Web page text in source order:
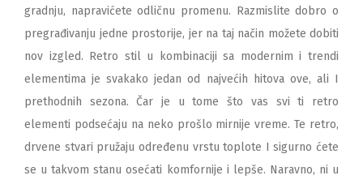
gradnju, napravićete odličnu promenu. Razmislite dobro o
pregrađivanju jedne prostorije, jer na taj način možete dobiti
nov izgled. Retro stil u kombinaciji sa modernim i trendi
elementima je svakako jedan od najvećih hitova ove, ali I
prethodnih sezona. Čar je u tome što vas svi ti retro
elementi podsećaju na neko prošlo mirnije vreme. Te retro,
drvene stvari pružaju određenu vrstu toplote I sigurno ćete
se u takvom stanu osećati komfornije i lepše. Naravno, ni u